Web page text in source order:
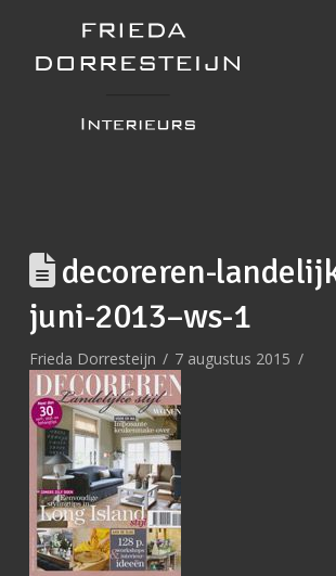
decoreren-
juni-2013–ws-1
Frieda Dorresteijn 7 augustus 2015